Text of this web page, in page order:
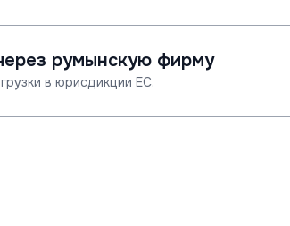
румынскую фирму
в юрисдикции ЕС.